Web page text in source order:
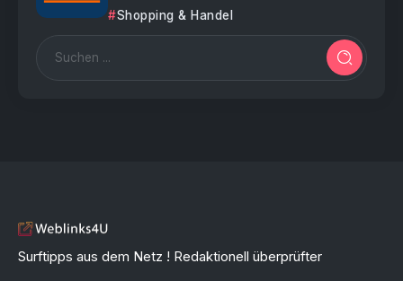
Shopping & Handel
Surftipps aus dem Netz ! Redaktionell überprüfter